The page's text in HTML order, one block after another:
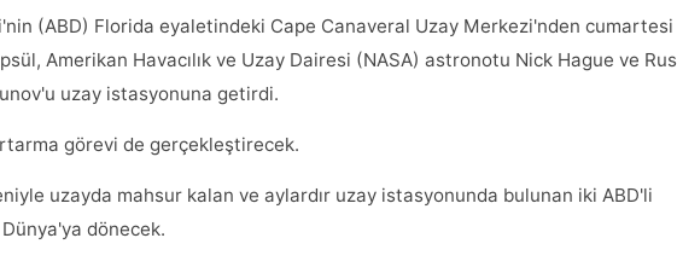
(ABD) Florida eyaletindeki Cape Canaveral Uzay Merkezi'nden cumartesi
Amerikan Havacılık ve Uzay Dairesi (NASA) astronotu Nick Hague ve Rus
uzay istasyonuna getirdi.
görevi de gerçekleştirecek.
uzayda mahsur kalan ve aylardır uzay istasyonunda bulunan iki ABD'li
dönecek.